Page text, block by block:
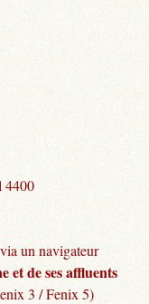
4400
un navigateur
et de ses affluents
3 / Fenix 5)